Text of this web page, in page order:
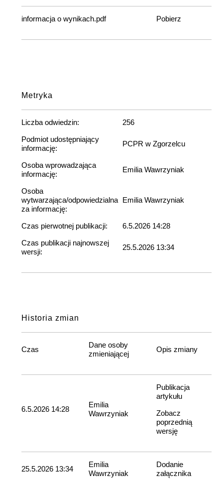
informacja o wynikach.pdf Pobierz
Metryka
Liczba odwiedzin:
256
Podmiot udostępniający
informację:
PCPR w Zgorzelcu
Osoba wprowadzająca
informację:
Emilia Wawrzyniak
Osoba
wytwarzająca/odpowiedzialna
za informację:
Emilia Wawrzyniak
Czas pierwotnej publikacji:
6.5.2026 14:28
Czas publikacji najnowszej
wersji:
25.5.2026 13:34
Historia zmian
Czas
Dane osoby
zmieniającej
Opis zmiany
6.5.2026 14:28
Emilia
Wawrzyniak
Publikacja
artykułu
Zobacz
poprzednią
wersję
25.5.2026 13:34
Emilia
Wawrzyniak
Dodanie
załącznika